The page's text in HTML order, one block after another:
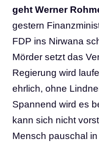
geht Werner
gestern
FDP ins Nirwana
Mörder setzt das
Regierung wird
ehrlich, ohne
Spannend wird es
kann sich nicht
Mensch pauschal